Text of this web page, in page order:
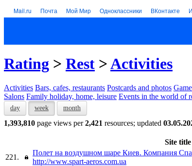
Mail.ru Почта Мой Мир Одноклассники ВКонтакте
Rating > Rest >Activities
Activities Bars, cafes, restaurants Postcards and photos
Salons Family holiday, home, leisure Events in the world of
day week month
1,393,810 page views per2,421 resources; updated
Site title
221.
Полет на воздушном шаре Киев. Компания
http://www.spart-aeros.com.ua